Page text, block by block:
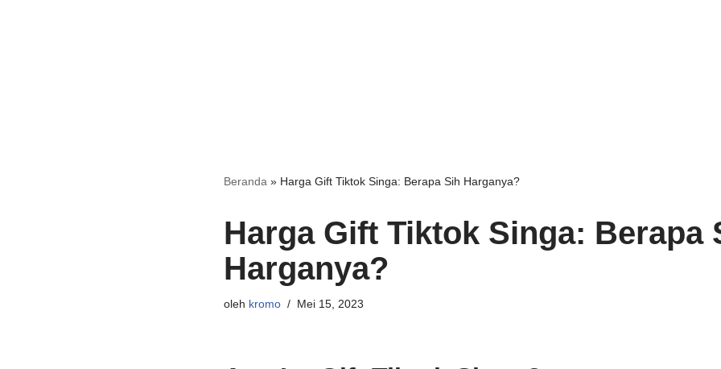
Beranda » Harga Gift Tiktok Singa: Berapa Sih Harganya?
Harga Gift Tiktok Singa: Berapa
Harganya?
oleh kromo Mei 15, 2023